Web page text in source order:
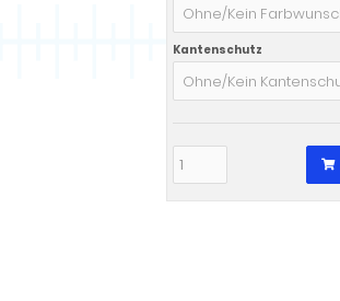
Ohne/Kein
Kantenschutz
Ohne/Kein